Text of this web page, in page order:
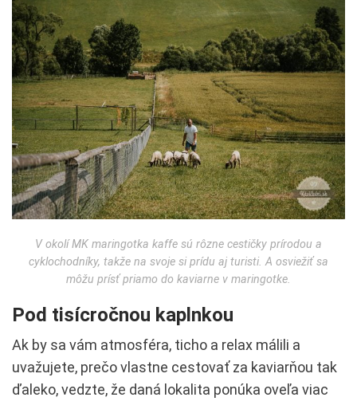
V okolí MK maringotka kaffe sú rôzne cestičky prírodou a
cyklochodníky, takže na svoje si prídu aj turisti. A osviežiť sa
môžu prísť priamo do kaviarne v maringotke.
Pod tisícročnou kaplnkou
Ak by sa vám atmosféra, ticho a relax málili a
uvažujete, prečo vlastne cestovať za kaviarňou tak
ďaleko, vedzte, že daná lokalita ponúka oveľa viac